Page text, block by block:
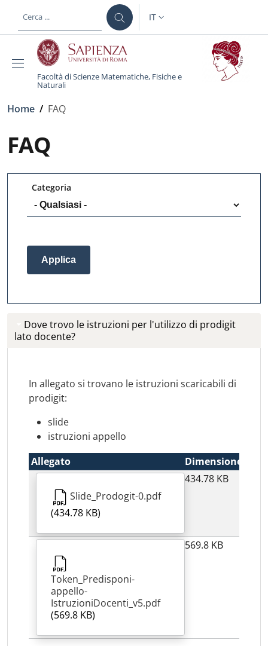
al contenuto principale
SELETTORE LINGUA:
IT
Facoltà di Scienze Matematiche, Fisiche e
Naturali
Briciole di pane
Home / FAQ
FAQ
Categoria
Dove trovo le istruzioni per l'utilizzo di prodigit
lato docente?
In allegato si trovano le istruzioni scaricabili di
prodigit:
slide
istruzioni appello
Allegato
Dimensione
Slide_Prodogit-0.pdf
(434.78 KB)
434.78 KB
Token_Predisponi-
appello-
IstruzioniDocenti_v5.pdf
(569.8 KB)
569.8 KB